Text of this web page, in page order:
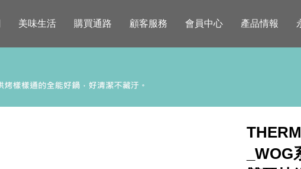
美味生活 購買通路 顧客服務 會員中心 產品情報
_WOG